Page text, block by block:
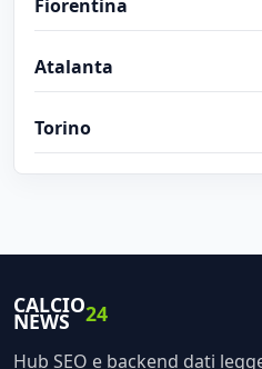
Fiorentina
Atalanta
Torino
CALCIO
NEWS 24
Hub SEO e backend dati